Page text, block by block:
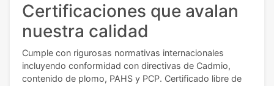
Certificaciones que avalan
nuestra calidad
Cumple con rigurosas normativas internacionales
incluyendo conformidad con directivas de Cadmio,
contenido de plomo, PAHS y PCP. Certificado libre de